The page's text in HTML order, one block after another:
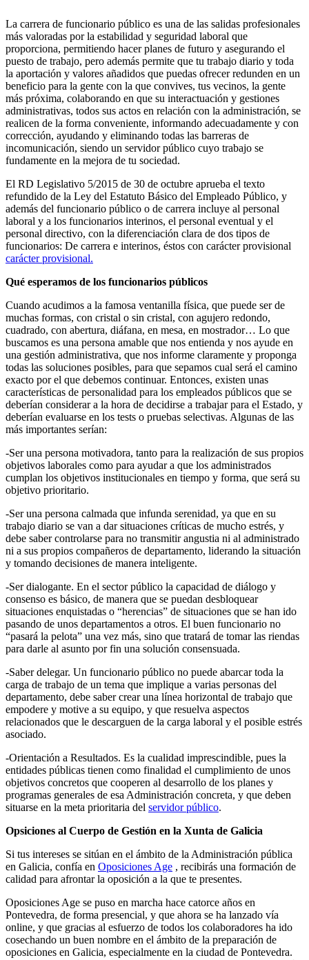
La carrera de funcionario público es una de las salidas profesionales
más valoradas por la estabilidad y seguridad laboral que
proporciona, permitiendo hacer planes de futuro y asegurando el
puesto de trabajo, pero además permite que tu trabajo diario y toda
la aportación y valores añadidos que puedas ofrecer redunden en un
beneficio para la gente con la que convives, tus vecinos, la gente
más próxima, colaborando en que su interactuación y gestiones
administrativas, todos sus actos en relación con la administración, se
realicen de la forma conveniente, informando adecuadamente y con
corrección, ayudando y eliminando todas las barreras de
incomunicación, siendo un servidor público cuyo trabajo se
fundamente en la mejora de tu sociedad.
El RD Legislativo 5/2015 de 30 de octubre aprueba el texto
refundido de la Ley del Estatuto Básico del Empleado Público, y
además del funcionario público o de carrera incluye al personal
laboral y a los funcionarios interinos, el personal eventual y el
personal directivo, con la diferenciación clara de dos tipos de
funcionarios: De carrera e interinos, éstos con carácter provisional
carácter provisional.
Qué esperamos de los funcionarios públicos
Cuando acudimos a la famosa ventanilla física, que puede ser de
muchas formas, con cristal o sin cristal, con agujero redondo,
cuadrado, con abertura, diáfana, en mesa, en mostrador… Lo que
buscamos es una persona amable que nos entienda y nos ayude en
una gestión administrativa, que nos informe claramente y proponga
todas las soluciones posibles, para que sepamos cual será el camino
exacto por el que debemos continuar. Entonces, existen unas
características de personalidad para los empleados públicos que se
deberían considerar a la hora de decidirse a trabajar para el Estado, y
deberían evaluarse en los tests o pruebas selectivas. Algunas de las
más importantes serían:
-Ser una persona motivadora, tanto para la realización de sus propios
objetivos laborales como para ayudar a que los administrados
cumplan los objetivos institucionales en tiempo y forma, que será su
objetivo prioritario.
-Ser una persona calmada que infunda serenidad, ya que en su
trabajo diario se van a dar situaciones críticas de mucho estrés, y
debe saber controlarse para no transmitir angustia ni al administrado
ni a sus propios compañeros de departamento, liderando la situación
y tomando decisiones de manera inteligente.
-Ser dialogante. En el sector público la capacidad de diálogo y
consenso es básico, de manera que se puedan desbloquear
situaciones enquistadas o “herencias” de situaciones que se han ido
pasando de unos departamentos a otros. El buen funcionario no
“pasará la pelota” una vez más, sino que tratará de tomar las riendas
para darle al asunto por fin una solución consensuada.
-Saber delegar. Un funcionario público no puede abarcar toda la
carga de trabajo de un tema que implique a varias personas del
departamento, debe saber crear una línea horizontal de trabajo que
empodere y motive a su equipo, y que resuelva aspectos
relacionados que le descarguen de la carga laboral y el posible estrés
asociado.
-Orientación a Resultados. Es la cualidad imprescindible, pues la
entidades públicas tienen como finalidad el cumplimiento de unos
objetivos concretos que cooperen al desarrollo de los planes y
programas generales de esa Administración concreta, y que deben
situarse en la meta prioritaria del servidor público.
Opsiciones al Cuerpo de Gestión en la Xunta de Galicia
Si tus intereses se sitúan en el ámbito de la Administración pública
en Galicia, confía en Oposiciones Age , recibirás una formación de
calidad para afrontar la oposición a la que te presentes.
Oposiciones Age se puso en marcha hace catorce años en
Pontevedra, de forma presencial, y que ahora se ha lanzado vía
online, y que gracias al esfuerzo de todos los colaboradores ha ido
cosechando un buen nombre en el ámbito de la preparación de
oposiciones en Galicia, especialmente en la ciudad de Pontevedra.